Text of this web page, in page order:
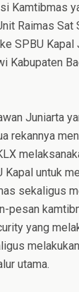
Kamtibmas
Raimas
SPBU Kapal
Kabupaten
Juniarta
rekannya
Kapal untuk
sekaligus
pesan
yang
utama.